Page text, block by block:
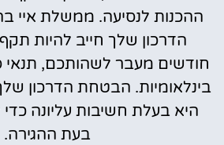
ההכנות לנסיעה. ממשלת איי
הדרכון שלך חייב להיות
חודשים מעבר לשהותכם, תנאי
בינלאומיות. הבטחת הדרכון
היא בעלת חשיבות עליונה כדי
בעת ההגירה.